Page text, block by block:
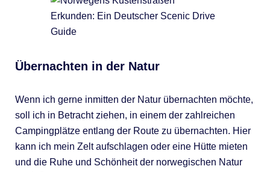
Übernachten in der Natur
Wenn ich gerne inmitten der Natur übernachten möchte,
soll ich in Betracht ziehen, in einem der zahlreichen
Campingplätze entlang der Route zu übernachten. Hier
kann ich mein Zelt aufschlagen oder eine Hütte mieten
und die Ruhe und Schönheit der norwegischen Natur